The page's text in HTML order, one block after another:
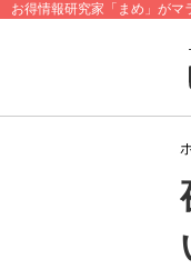
お得情報研究家「まめ」がマ